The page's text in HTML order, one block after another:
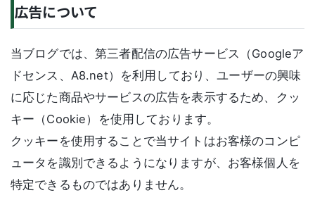
広告について
当ブログでは、第三者配信の広告サービス（Googleア
ドセンス、A8.net）を利用しており、ユーザーの興味
に応じた商品やサービスの広告を表示するため、クッ
キー（Cookie）を使用しております。
クッキーを使用することで当サイトはお客様のコンピ
ュータを識別できるようになりますが、お客様個人を
特定できるものではありません。